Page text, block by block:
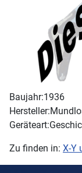
Baujahr:1936
Hersteller:
Geräteart:
Zu finden in: X-Y